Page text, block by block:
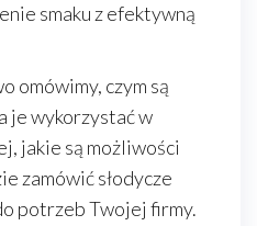
smaku z efektywną
omówimy, czym są
je wykorzystać w
jakie są możliwości
zamówić słodycze
potrzeb Twojej firmy.